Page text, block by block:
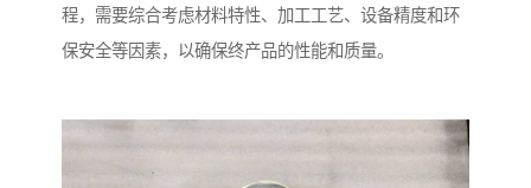
程，需要综合考虑材料特性、加工工艺、设备精度和环
保安全等因素，以确保终产品的性能和质量。